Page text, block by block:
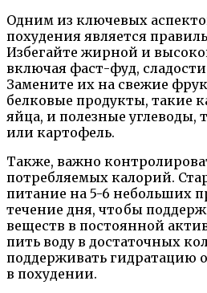
Одним из ключевых
похудения является
Избегайте жирной и
включая фаст-фуд,
Замените их на свежие
белковые продукты, такие
яйца, и полезные углеводы,
или картофель.
Также, важно
потребляемых калорий.
питание на 5-6 небольших
течение дня, чтобы
веществ в постоянной
пить воду в достаточных
поддерживать гидратацию
в похудении.